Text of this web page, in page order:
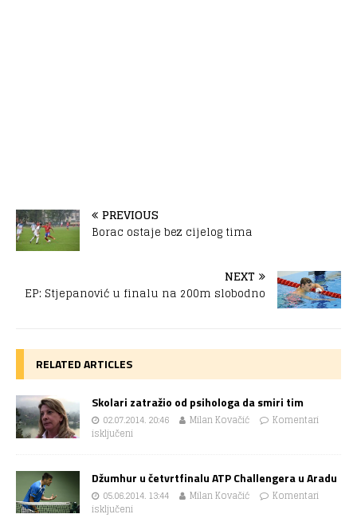
PREVIOUS
Borac ostaje bez cijelog tima
NEXT
EP: Stjepanović u finalu na 200m slobodno
RELATED ARTICLES
Skolari zatražio od psihologa da smiri tim
02.07.2014. 20:46 Milan Kovačić
Komentari
isključeni
Džumhur u četvrtfinalu ATP Challengera u Aradu
05.06.2014. 13:44 Milan Kovačić
Komentari
isključeni